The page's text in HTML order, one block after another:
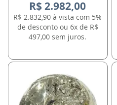
R$ 2.982,00
R$ 2.832,90 à vista com 5%
de desconto ou 6x de R$
497,00 sem juros.